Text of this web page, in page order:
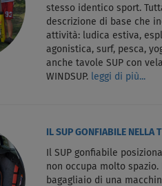
stesso identico sport.
descrizione di base che
attività: ludica estiva,
agonistica, surf, pesca,
anche tavole SUP con
WINDSUP.
leggi di più...
IL SUP GONFIABILE NELLA
Il SUP gonfiabile
non occupa molto spazio.
bagagliaio di una